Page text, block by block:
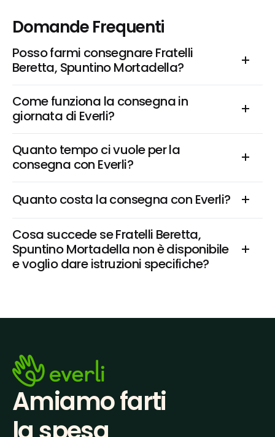
Domande Frequenti
Posso farmi consegnare Fratelli
Beretta, Spuntino Mortadella?
Come funziona la consegna in
giornata di Everli?
Quanto tempo ci vuole per la
consegna con Everli?
Quanto costa la consegna con Everli?
Cosa succede se Fratelli Beretta,
Spuntino Mortadella non è disponibile
e voglio dare istruzioni specifiche?
Amiamo farti